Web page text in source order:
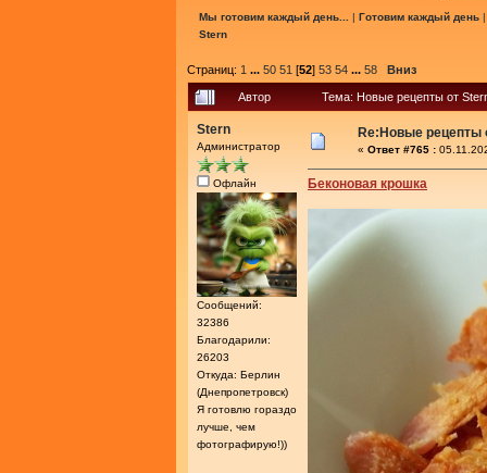
Мы готовим каждый день... | Готовим каждый день
Stern
Страниц: 1 ... 50 51 [52] 53 54 ... 58 Вниз
Автор Тема: Новые рецепты от
Stern
Администратор
Офлайн
Сообщений:
32386
Благодарили:
26203
Откуда: Берлин
(Днепропетровск)
Я готовлю гораздо
лучше, чем
фотографирую!))
Re:Новые рецепты
« Ответ #765 :
Беконовая крошка